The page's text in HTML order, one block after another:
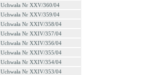
Uchwała Nr XXV/360/04
Uchwała Nr XXV/359/04
Uchwała Nr XXIV/358/04
Uchwała Nr XXIV/357/04
Uchwała Nr XXIV/356/04
Uchwała Nr XXIV/355/04
Uchwała Nr XXIV/354/04
Uchwała Nr XXIV/353/04